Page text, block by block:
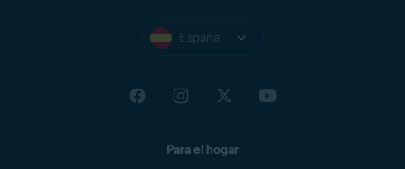
España
Para el hogar